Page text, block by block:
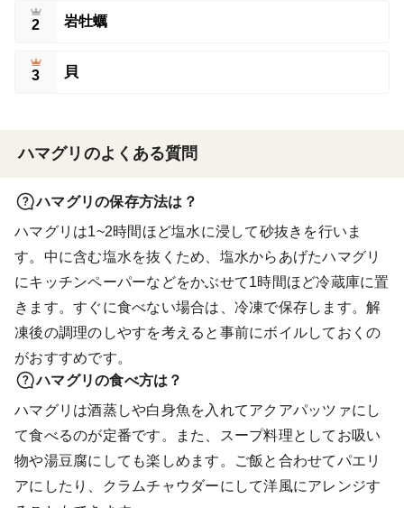
2 岩牡蠣
3 貝
ハマグリのよくある質問
ハマグリの保存方法は？
ハマグリは1~2時間ほど塩水に浸して砂抜きを行いま
す。中に含む塩水を抜くため、塩水からあげたハマグリ
にキッチンペーパーなどをかぶせて1時間ほど冷蔵庫に置
きます。すぐに食べない場合は、冷凍で保存します。解
凍後の調理のしやすを考えると事前にボイルしておくの
がおすすめです。
ハマグリの食べ方は？
ハマグリは酒蒸しや白身魚を入れてアクアパッツァにし
て食べるのが定番です。また、スープ料理としてお吸い
物や湯豆腐にしても楽しめます。ご飯と合わせてパエリ
アにしたり、クラムチャウダーにして洋風にアレンジす